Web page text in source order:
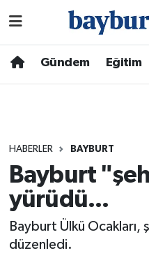
Gündem Eğitim
HABERLER BAYBURT
Bayburt
yürüdü...
Bayburt Ülkü Ocakları,
düzenledi.
Hava Durumu
Süper Lig Puan
Tüm Manşetler